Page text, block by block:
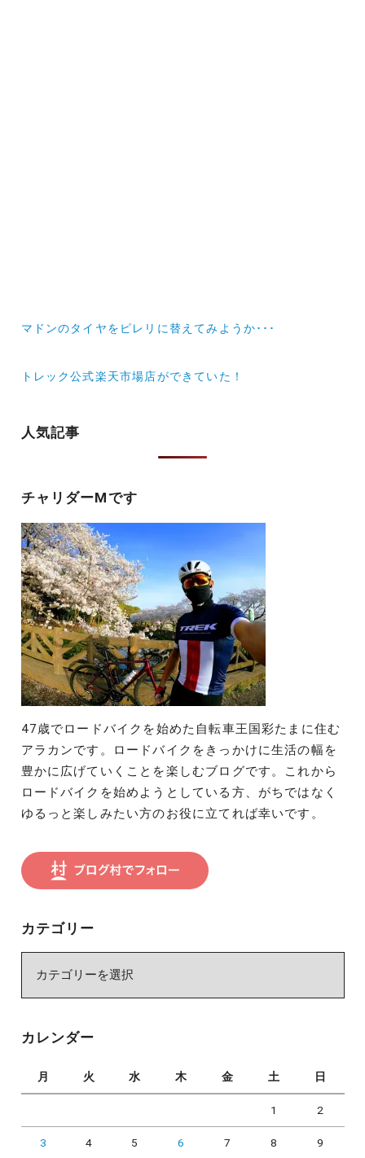
ナ
ゲ
シ
ン
マドンのタイヤをピレリに替えてみようか･･･
トレック公式楽天市場店ができていた！
人気記事
チャリダーMです
47歳でロードバイクを始めた自転車王国彩たまに住む
アラカンです。ロードバイクをきっかけに生活の幅を
豊かに広げていくことを楽しむブログです。これから
ロードバイクを始めようとしている方、がちではなく
ゆるっと楽しみたい方のお役に立てれば幸いです。
カテゴリー
ー
カレンダー
月 火 水 木 金 土 日
1 2
3 4 5 6 7 8 9